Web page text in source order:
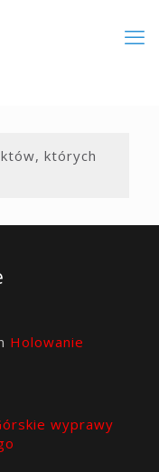
których
Holowanie
wyprawy